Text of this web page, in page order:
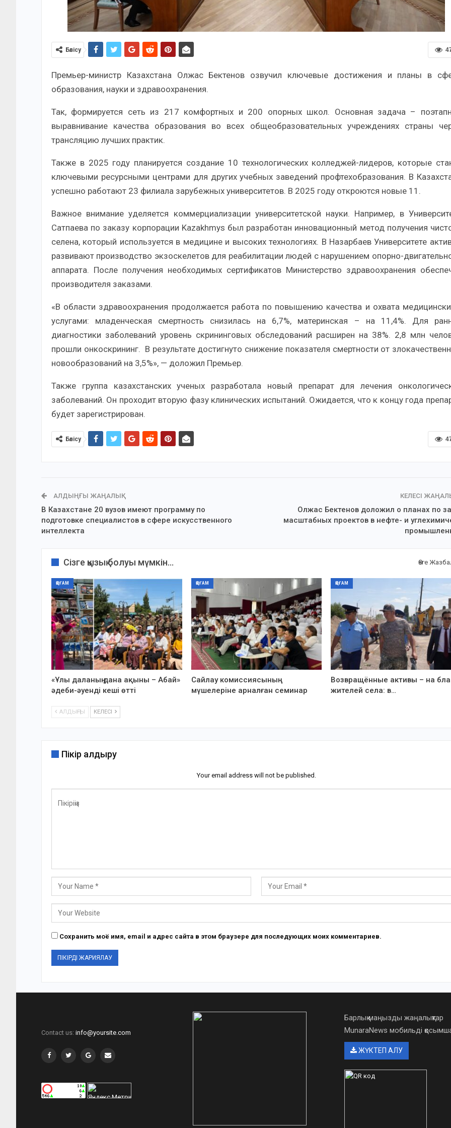
Бөлісу
Премьер-министр Казахстана Олжас Бектенов озвучил ключевые достижения и планы в
образования, науки и здравоохранения.
Так, формируется сеть из 217 комфортных и 200 опорных школ. Основная задача –
выравнивание качества образования во всех общеобразовательных учреждениях страны
трансляцию лучших практик.
Также в 2025 году планируется создание 10 технологических колледжей-лидеров, которые
ключевыми ресурсными центрами для других учебных заведений профтехобразования. В
успешно работают 23 филиала зарубежных университетов. В 2025 году откроются новые 11.
Важное внимание уделяется коммерциализации университетской науки. Например, в
Сатпаева по заказу корпорации Kazakhmys был разработан инновационный метод получения
селена, который используется в медицине и высоких технологиях. В Назарбаев Университете
развивают производство экзоскелетов для реабилитации людей с нарушением опорно-
аппарата. После получения необходимых сертификатов Министерство здравоохранения
производителя заказами.
«В области здравоохранения продолжается работа по повышению качества и охвата
услугами: младенческая смертность снизилась на 6,7%, материнская – на 11,4%. Для
диагностики заболеваний уровень скрининговых обследований расширен на 38%. 2,8 млн
прошли онкоскрининг. В результате достигнуто снижение показателя смертности от
новообразований на 3,5%», — доложил Премьер.
Также группа казахстанских ученых разработала новый препарат для лечения
заболеваний. Он проходит вторую фазу клинических испытаний. Ожидается, что к концу года
будет зарегистрирован.
Бөлісу
АЛДЫҢҒЫ ЖАҢАЛЫҚ
В Казахстане 20 вузов имеют программу по
подготовке специалистов в сфере искусственного
интеллекта
КЕЛЕСІ
Олжас Бектенов доложил о планах по
масштабных проектов в нефте- и
Сізге қызық болуы мүмкін... Өзге
ҚОҒАМ
«Ұлы даланың дана ақыны – Абай»
әдеби-әуенді кеші өтті
ҚОҒАМ
Сайлау комиссиясының
мүшелеріне арналған семинар
ҚОҒАМ
Возвращённые активы – на
жителей села: в…
АЛДЫҢҒЫ КЕЛЕСІ
Пікір қалдыру
Your email address will not be published.
Сохранить моё имя, email и адрес сайта в этом браузере для последующих моих комментариев.
Contact us: info@yoursite.com
Барлық маңызды жаңалықтар
MunaraNews мобильді
ЖҮКТЕП АЛУ